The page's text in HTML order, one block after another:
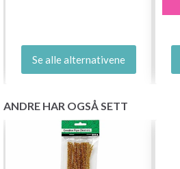
Se alle alternativene
ANDRE HAR OGSÅ SETT